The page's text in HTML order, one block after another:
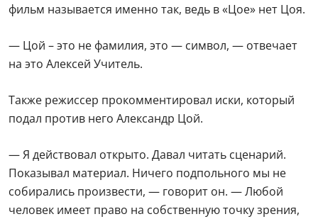
фильм называется именно так, ведь в «Цое» нет Цоя.
— Цой – это не фамилия, это — символ, — отвечает
на это Алексей Учитель.
Также режиссер прокомментировал иски, который
подал против него Александр Цой.
— Я действовал открыто. Давал читать сценарий.
Показывал материал. Ничего подпольного мы не
собирались произвести, — говорит он. — Любой
человек имеет право на собственную точку зрения,